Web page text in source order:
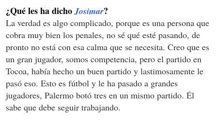
¿Qué les ha dichoJosimar?
La verdad es algo complicado, porque es una persona que
cobra muy bien los penales, no sé qué esté pasando, de
pronto no está con esa calma que se necesita. Creo que es
un gran jugador, somos competencia, pero el partido en
Tocoa, había hecho un buen partido y lastimosamente le
pasó eso. Esto es fútbol y le ha pasado a grandes
jugadores, Palermo botó tres en un mismo partido. Él
sabe que debe seguir trabajando.